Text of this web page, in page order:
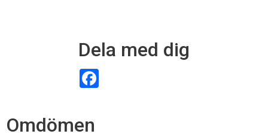
Dela med dig
Omdömen